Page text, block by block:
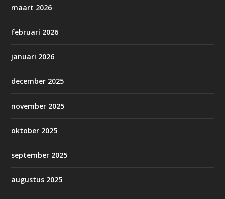
maart 2026
februari 2026
januari 2026
december 2025
november 2025
oktober 2025
september 2025
augustus 2025